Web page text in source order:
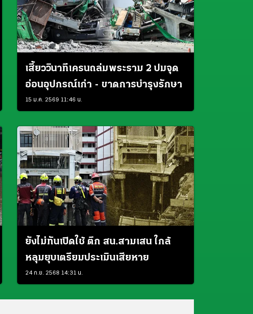
เสี้ยววินาทีเครนถล่มพระราม 2 ปมจุด
อ่อนอุปกรณ์เก่า - ขาดการบำรุงรักษา
15 ม.ค. 2569 11:46 น.
ยังไม่ทันเปิดใช้ ตึก สน.สามเสน ใกล้
หลุมยุบเตรียมประเมินเสียหาย
24 ก.ย. 2568 14:31 น.